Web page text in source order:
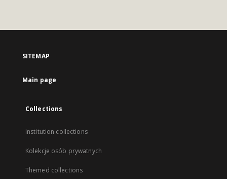
SITEMAP
Main page
Collections
Institution collections
Kolekcje osób prywatnych
Themed collections